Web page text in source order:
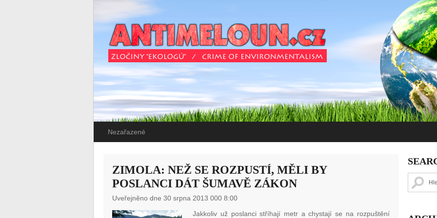
Nezařazené
ZIMOLA: NEŽ SE ROZPUSTÍ, MĚLI BY
POSLANCI DÁT ŠUMAVĚ ZÁKON
Uveřejněno dne 30 srpna 2013 000 8:00
Jakkoliv už poslanci stříhají metr a chystají se na rozpuštění